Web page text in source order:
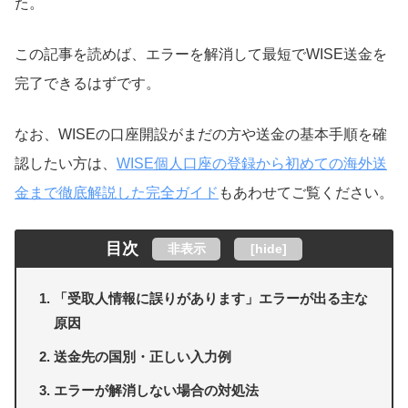
この記事を読めば、エラーを解消して最短でWISE送金を
完了できるはずです。
なお、WISEの口座開設がまだの方や送金の基本手順を確
認したい方は、 WISE個人口座の登録から初めての海外送
金まで徹底解説した完全ガイド もあわせてご覧ください。
目次 非表示 [hide]
「受取人情報に誤りがあります」エラーが出る主な
原因
送金先の国別・正しい入力例
エラーが解消しない場合の対処法